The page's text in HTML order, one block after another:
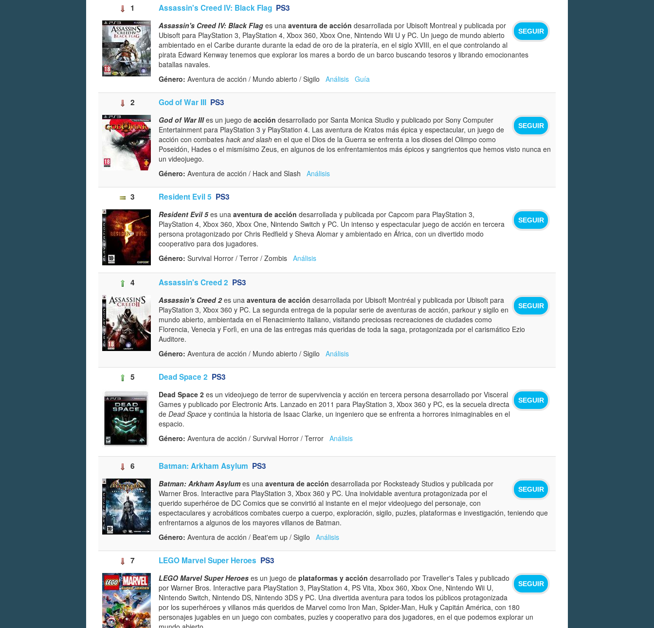
1 Assassin's Creed IV: Black Flag PS3
SEGUIR
Assassin's Creed IV: Black Flag es una aventura de acción desarrollada por Ubisoft Montreal y publicada por
Ubisoft para PlayStation 3, PlayStation 4, Xbox 360, Xbox One, Nintendo Wii U y PC. Un juego de mundo abierto
ambientado en el Caribe durante durante la edad de oro de la piratería, en el siglo XVIII, en el que controlando al
pirata Edward Kenway tenemos que explorar los mares a bordo de un barco buscando tesoros y librando emocionantes
batallas navales.
Género: Aventura de acción / Mundo abierto / Sigilo Análisis Guía
2 God of War III PS3
SEGUIR
God of War IIIes un juego de acción desarrollado por Santa Monica Studio y publicado por Sony Computer
Entertainment para PlayStation 3 y PlayStation 4. Las aventura de Kratos más épica y espectacular, un juego de
acción con combates hack and slash en el que el Dios de la Guerra se enfrenta a los dioses del Olimpo como
Poseidón, Hades o el mismísimo Zeus, en algunos de los enfrentamientos más épicos y sangrientos que hemos visto nunca en
un videojuego.
Género: Aventura de acción / Hack and Slash Análisis
3 Resident Evil 5 PS3
SEGUIR
Resident Evil 5es una aventura de acción desarrollada y publicada por Capcom para PlayStation 3,
PlayStation 4, Xbox 360, Xbox One, Nintendo Switch y PC. Un intenso y espectacular juego de acción en tercera
persona protagonizado por Chris Redfield y Sheva Alomar y ambientado en África, con un divertido modo
cooperativo para dos jugadores.
Género: Survival Horror / Terror / Zombis Análisis
4 Assassin's Creed 2 PS3
SEGUIR
Assassin's Creed 2es una aventura de acción desarrollada por Ubisoft Montréal y publicada por Ubisoft para
PlayStation 3, Xbox 360 y PC. La segunda entrega de la popular serie de aventuras de acción, parkour y sigilo en
mundo abierto, ambientada en el Renacimiento italiano, visitando preciosas recreaciones de ciudades como
Florencia, Venecia y Forlì, en una de las entregas más queridas de toda la saga, protagonizada por el carismático Ezio
Auditore.
Género: Aventura de acción / Mundo abierto / Sigilo Análisis
5 Dead Space 2 PS3
SEGUIR
Dead Space 2 es un videojuego de terror de supervivencia y acción en tercera persona desarrollado por Visceral
Games y publicado por Electronic Arts. Lanzado en 2011 para PlayStation 3, Xbox 360 y PC, es la secuela directa
de Dead Space y continúa la historia de Isaac Clarke, un ingeniero que se enfrenta a horrores inimaginables en el
espacio.
Género: Aventura de acción / Survival Horror / Terror Análisis
6 Batman: Arkham Asylum PS3
SEGUIR
Batman: Arkham Asylumes una aventura de acción desarrollada por Rocksteady Studios y publicada por
Warner Bros. Interactive para PlayStation 3, Xbox 360 y PC. Una inolvidable aventura protagonizada por el
querido superhéroe de DC Comics que se convirtió al instante en el mejor videojuego del personaje, con
espectaculares y acrobáticos combates cuerpo a cuerpo, exploración, sigilo, puzles, plataformas e investigación, teniendo que
enfrentarnos a algunos de los mayores villanos de Batman.
Género: Aventura de acción / Beat'em up / Sigilo Análisis
7 LEGO Marvel Super Heroes PS3
SEGUIR
LEGO Marvel Super Heroes es un juego de plataformas y acción desarrollado por Traveller's Tales y publicado
por Warner Bros. Interactive para PlayStation 3, PlayStation 4, PS Vita, Xbox 360, Xbox One, Nintendo Wii U,
Nintendo Switch, Nintendo DS, Nintendo 3DS y PC. Una divertida aventura para todos los públicos protagonizada
por los superhéroes y villanos más queridos de Marvel como Iron Man, Spider-Man, Hulk y Capitán América, con 180
personajes jugables en un juego con combates, puzles y cooperativo para dos jugadores, en el que podemos explorar un